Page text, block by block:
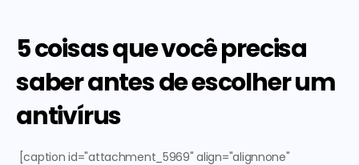
5 coisas que você precisa
saber antes de escolher um
antivírus